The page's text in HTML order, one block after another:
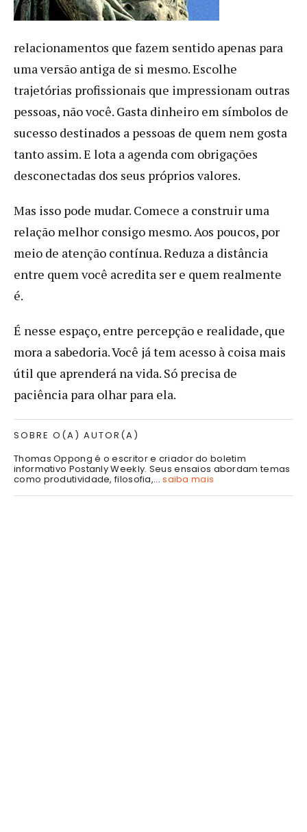
relacionamentos que fazem sentido apenas para
uma versão antiga de si mesmo. Escolhe
trajetórias profissionais que impressionam outras
pessoas, não você. Gasta dinheiro em símbolos de
sucesso destinados a pessoas de quem nem gosta
tanto assim. E lota a agenda com obrigações
desconectadas dos seus próprios valores.
Mas isso pode mudar. Comece a construir uma
relação melhor consigo mesmo. Aos poucos, por
meio de atenção contínua. Reduza a distância
entre quem você acredita ser e quem realmente
é.
É nesse espaço, entre percepção e realidade, que
mora a sabedoria. Você já tem acesso à coisa mais
útil que aprenderá na vida. Só precisa de
paciência para olhar para ela.
SOBRE O(A) AUTOR(A)
Thomas Oppong é o escritor e criador do boletim
informativo Postanly Weekly. Seus ensaios abordam temas
como produtividade, filosofia,...saiba mais